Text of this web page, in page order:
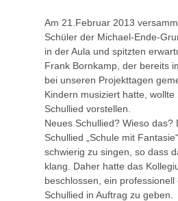
Am 21.Februar 2013
Schüler der Michael-Ende-
in der Aula und spitzten
Frank Bornkamp, der bereits
bei unseren Projekttagen
Kindern musiziert hatte, wollte
Schullied vorstellen.
Neues Schullied? Wieso das?
Schullied „Schule mit
schwierig zu singen, so dass
klang. Daher hatte das
beschlossen, ein
Schullied in Auftrag zu geben.